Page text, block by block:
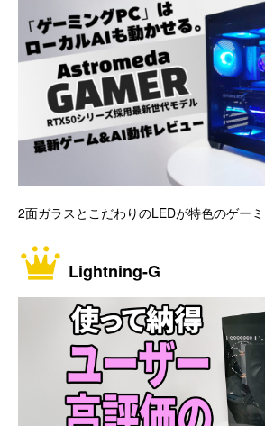
2面ガラスとこだわりのLEDが特色のゲーミ
Lightning-G